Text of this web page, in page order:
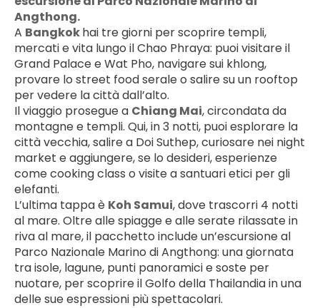
Angthong.
A Bangkok hai tre giorni per scoprire templi,
mercati e vita lungo il Chao Phraya: puoi visitare il
Grand Palace e Wat Pho, navigare sui khlong,
provare lo street food serale o salire su un rooftop
per vedere la città dall’alto.
Il viaggio prosegue a Chiang Mai, circondata da
montagne e templi. Qui, in 3 notti, puoi esplorare la
città vecchia, salire a Doi Suthep, curiosare nei night
market e aggiungere, se lo desideri, esperienze
come cooking class o visite a santuari etici per gli
elefanti.
L’ultima tappa è Koh Samui, dove trascorri 4 notti
al mare. Oltre alle spiagge e alle serate rilassate in
riva al mare, il pacchetto include un’escursione al
Parco Nazionale Marino di Angthong: una giornata
tra isole, lagune, punti panoramici e soste per
nuotare, per scoprire il Golfo della Thailandia in una
delle sue espressioni più spettacolari.